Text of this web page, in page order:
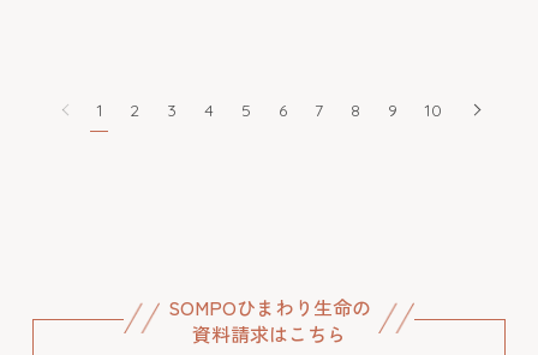
1 2 3 4 5 6 7 8 9 10
SOMPOひまわり生命の
資料請求はこちら